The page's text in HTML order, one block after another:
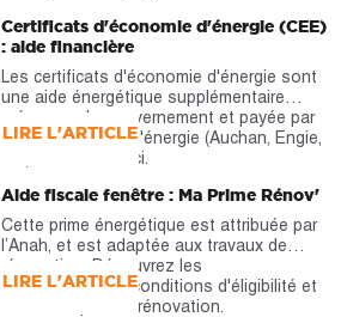
Certificats d'économie d'énergie (CEE)
: aide financière
Les certificats d'économie d'énergie sont
une aide énergétique supplémentaire
prévue par le gouvernement et payée par
les fournisseurs d'énergie (Auchan, Engie,
etc). À découvrir ici.
LIRE L'ARTICLE
Aide fiscale fenêtre : Ma Prime Rénov'
Cette prime énergétique est attribuée par
l’Anah, et est adaptée aux travaux de
rénovation. Découvrez les
caractéristiques, conditions d'éligibilité et
montants pour la rénovation.
LIRE L'ARTICLE